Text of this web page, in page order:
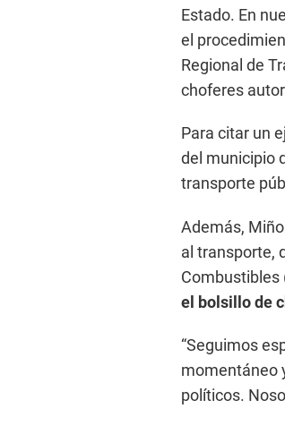
Estado. En
el
Regional de
choferes
Para citar un
del municipio
transporte
Además,
al transporte,
Combustibles
el bolsillo de
“Seguimos
momentáneo
políticos.